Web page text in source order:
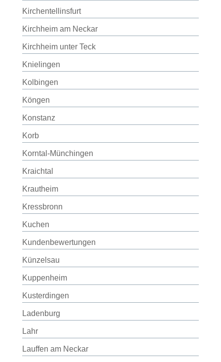
Kirchentellinsfurt
Kirchheim am Neckar
Kirchheim unter Teck
Knielingen
Kolbingen
Köngen
Konstanz
Korb
Korntal-Münchingen
Kraichtal
Krautheim
Kressbronn
Kuchen
Kundenbewertungen
Künzelsau
Kuppenheim
Kusterdingen
Ladenburg
Lahr
Lauffen am Neckar